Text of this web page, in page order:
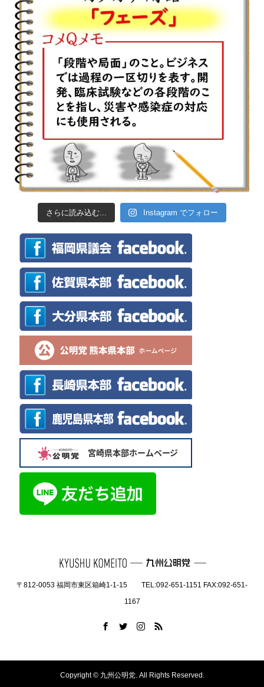
さらに読み込む... Instagram でフォロー
〒812-0053 福岡市東区箱崎1-1-15 TEL:092-651-1151 FAX:092-651-
1167
Copyright ©九州公明党. All Rights Reserved.